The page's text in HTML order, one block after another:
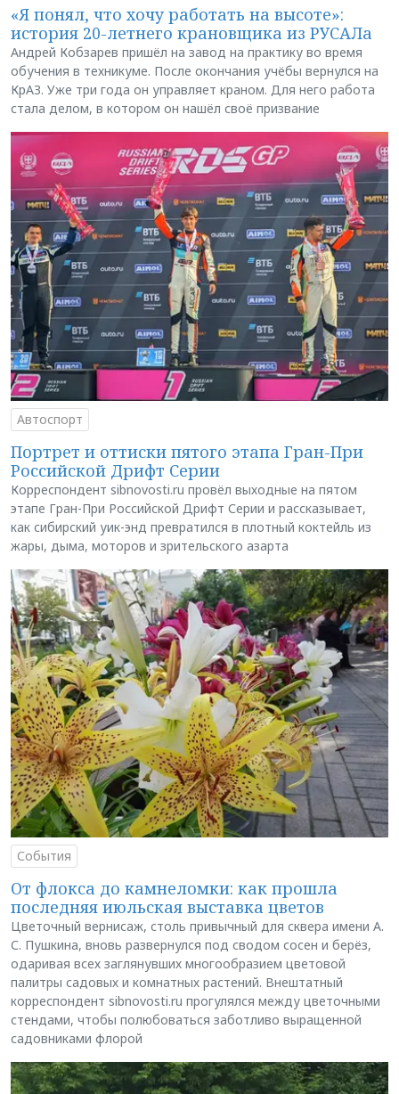
«Я понял, что хочу работать на высоте»:
история 20-летнего крановщика из РУСАЛа
Андрей Кобзарев пришёл на завод на практику во время
обучения в техникуме. После окончания учёбы вернулся на
КрАЗ. Уже три года он управляет краном. Для него работа
стала делом, в котором он нашёл своё призвание
Автоспорт
Портрет и оттиски пятого этапа Гран-При
Российской Дрифт Серии
Корреспондент sibnovosti.ru провёл выходные на пятом
этапе Гран-При Российской Дрифт Серии и рассказывает,
как сибирский уик-энд превратился в плотный коктейль из
жары, дыма, моторов и зрительского азарта
События
От флокса до камнеломки: как прошла
последняя июльская выставка цветов
Цветочный вернисаж, столь привычный для сквера имени А.
С. Пушкина, вновь развернулся под сводом сосен и берёз,
одаривая всех заглянувших многообразием цветовой
палитры садовых и комнатных растений. Внештатный
корреспондент sibnovosti.ru прогулялся между цветочными
стендами, чтобы полюбоваться заботливо выращенной
садовниками флорой